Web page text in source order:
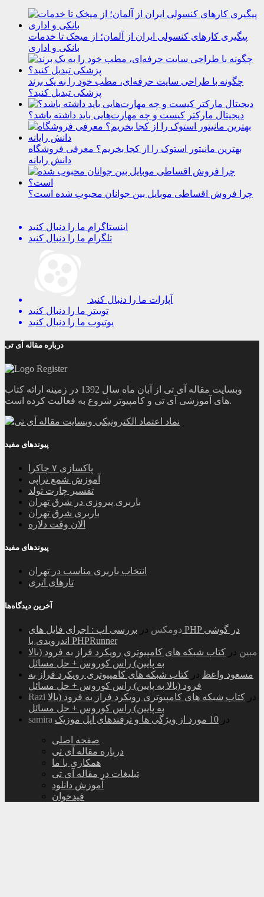
پیگیری کارهای کنسولی ایران از آلمان؛ از میخک تا خدمات
بانکی و اداری
چگونه با طراحی سایت حرفه‌ای، مطب خود را به یک برند
پزشکی تبدیل کنید؟
دیجیتال مارکتر کیست و چه مهارت‌هایی باید داشته باشد؟
بهترین مانیتور استوک را از کجا بخریم؟ معرفی فروشگاه
دانش رایانه
چرا فروش اقساطی موبایل بین جوانان محبوب شده است؟
اینستاگرام ما را دنبال کنید
تلگرام ما را دنبال کنید
آپارات ما را دنبال کنید
توییتر ما را دنبال کنید
یوتیوب ما را دنبال کنید
درباره مقاله آی تی
وبسایت مقاله آی تی از آبان ماه سال 1392 در زمینه ارائه کتاب
های آموزشی آی تی و کامپیوتر شروع به فعالیت کرده است.
پیوندهای مفید
پاکسازی ۷ چاکرا
آموزش شمع تراپی
تفسیر چارت تولد
باربری پیروزی در شرق تهران
باربری شرق تهران
الان وقت دلاره
پیوندهای مفید
انتخاب باربری مناسب در تهران
تارهای اتری
آخرین دیدگاه‌ها
دومکس در بررسی اپ : اجرای فایل های PHP در گوشی
اندرویدی با PHPRunner
مبین در کتاب شبکه های کامپیوتری رویکرد فراز به فرود (بالا
به پایین) راس کوروس + حل مسائل
مسعود واعظ در کتاب شبکه های کامپیوتری رویکرد فراز به
فرود (بالا به پایین) راس کوروس + حل مسائل
Razi
در کتاب شبکه های کامپیوتری رویکرد فراز به فرود (بالا
به پایین) راس کوروس + حل مسائل
samira
در 10 مورد از ویژگی ها و ترفندهای اپل موزیک
صفحه اصلی
درباره مقاله آی تی
همکاری با ما
تبلیغات در مقاله آی تی
آموزش دانلود
فیدخوان